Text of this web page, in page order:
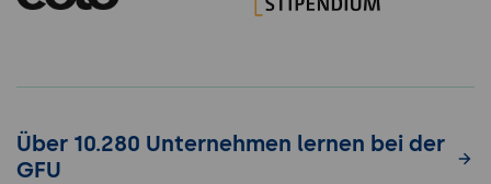
Über 10.280 Unternehmen lernen bei der
GFU